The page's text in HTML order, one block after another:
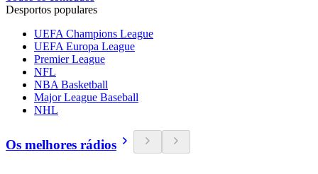
Desportos populares
UEFA Champions League
UEFA Europa League
Premier League
NFL
NBA Basketball
Major League Baseball
NHL
Os melhores rádios